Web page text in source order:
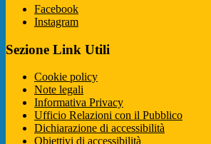
Facebook
Instagram
Sezione Link Utili
Cookie policy
Note legali
Informativa Privacy
Ufficio Relazioni con il Pubblico
Dichiarazione di accessibilità
Obiettivi di accessibilità